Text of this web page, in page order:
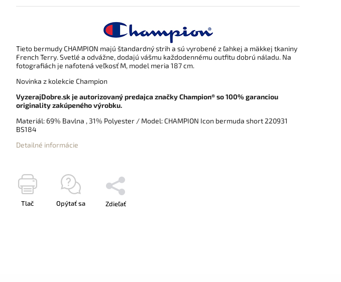
Tieto bermudy CHAMPION majú štandardný strih a sú vyrobené z ľahkej a mäkkej tkaniny
French Terry. Svetlé a odvážne, dodajú vášmu každodennému outfitu dobrú náladu. Na
fotografiách je nafotená veľkosť M, model meria 187 cm.
Novinka z kolekcie Champion
VyzerajDobre.sk je autorizovaný predajca značkyChampion® so 100% garanciou
originality zakúpeného výrobku.
Materiál: 69% Bavlna , 31% Polyester / Model: CHAMPION Icon bermuda short 220931
BS184
Detailné informácie
Tlač Opýtať sa Zdieľať